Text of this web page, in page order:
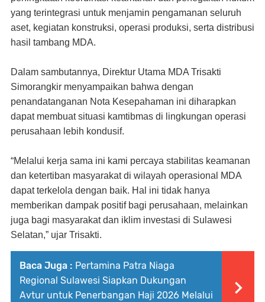
yang terintegrasi untuk menjamin pengamanan seluruh
aset, kegiatan konstruksi, operasi produksi, serta distribusi
hasil tambang MDA.
Dalam sambutannya, Direktur Utama MDA Trisakti
Simorangkir menyampaikan bahwa dengan
penandatanganan Nota Kesepahaman ini diharapkan
dapat membuat situasi kamtibmas di lingkungan operasi
perusahaan lebih kondusif.
“Melalui kerja sama ini kami percaya stabilitas keamanan
dan ketertiban masyarakat di wilayah operasional MDA
dapat terkelola dengan baik. Hal ini tidak hanya
memberikan dampak positif bagi perusahaan, melainkan
juga bagi masyarakat dan iklim investasi di Sulawesi
Selatan,” ujar Trisakti.
Baca Juga : Pertamina Patra Niaga
Regional Sulawesi Siapkan Dukungan
Avtur untuk Penerbangan Haji 2026 Melalui